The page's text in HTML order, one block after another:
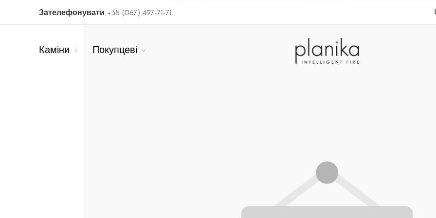
Зателефонувати +38 (067) 497-71-71
Каміни Покупцеві